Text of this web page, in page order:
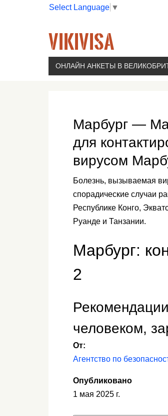
Select Language ▼
VIKIVISA
Г. МОСКВА, 2-Й
ОНЛАЙН АНКЕТЫ В
Марбург —
для
вирусом
Болезнь, вызываемая
спорадические случаи
Республике Конго,
Руанде и Танзании.
Марбург:
2
человеком,
От:
Агентство по
Опубликовано
1 мая 2025 г.